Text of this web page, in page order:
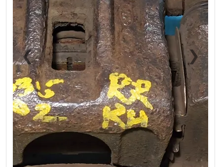
❮Previous ❯Next